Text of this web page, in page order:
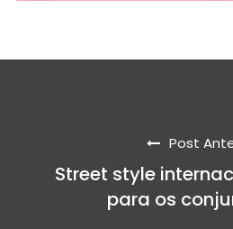
Post
Street style
para os